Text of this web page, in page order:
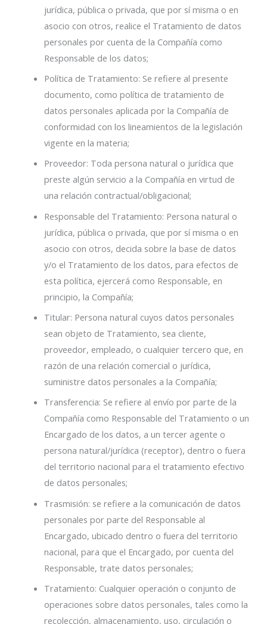
jurídica, pública o privada, que por sí misma o en
asocio con otros, realice el Tratamiento de datos
personales por cuenta de la Compañía como
Responsable de los datos;
Política de Tratamiento: Se refiere al presente
documento, como política de tratamiento de
datos personales aplicada por la Compañía de
conformidad con los lineamientos de la legislación
vigente en la materia;
Proveedor: Toda persona natural o jurídica que
preste algún servicio a la Compañía en virtud de
una relación contractual/obligacional;
Responsable del Tratamiento: Persona natural o
jurídica, pública o privada, que por sí misma o en
asocio con otros, decida sobre la base de datos
y/o el Tratamiento de los datos, para efectos de
esta política, ejercerá como Responsable, en
principio, la Compañía;
Titular: Persona natural cuyos datos personales
sean objeto de Tratamiento, sea cliente,
proveedor, empleado, o cualquier tercero que, en
razón de una relación comercial o jurídica,
suministre datos personales a la Compañía;
Transferencia: Se refiere al envío por parte de la
Compañía como Responsable del Tratamiento o un
Encargado de los datos, a un tercer agente o
persona natural/jurídica (receptor), dentro o fuera
del territorio nacional para el tratamiento efectivo
de datos personales;
Trasmisión: se refiere a la comunicación de datos
personales por parte del Responsable al
Encargado, ubicado dentro o fuera del territorio
nacional, para que el Encargado, por cuenta del
Responsable, trate datos personales;
Tratamiento: Cualquier operación o conjunto de
operaciones sobre datos personales, tales como la
recolección, almacenamiento, uso, circulación o